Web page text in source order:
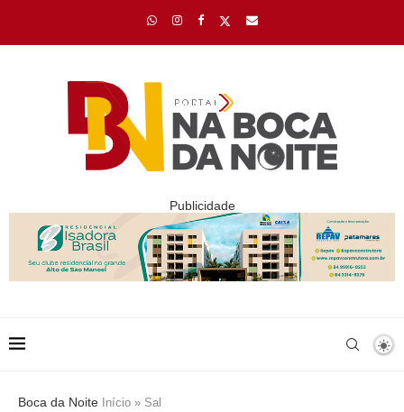
Publicidade
Boca da Noite Início » Sal